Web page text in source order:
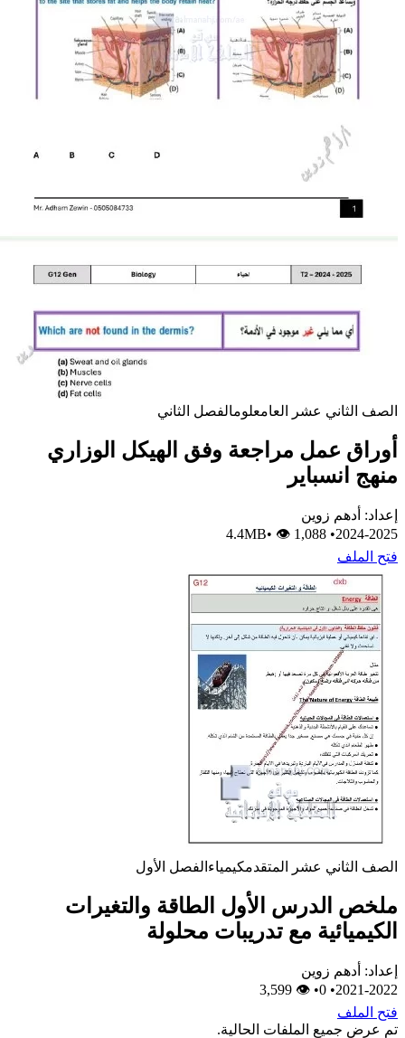
الصف الثاني عشر العامعلومالفصل الثاني
أوراق عمل مراجعة وفق الهيكل الوزاري
منهج انسباير
إعداد: أدهم زوين
2024-2025
•
4.4MB
• 👁 1,088
فتح الملف
الصف الثاني عشر المتقدمكيمياءالفصل الأول
ملخص الدرس الأول الطاقة والتغيرات
الكيميائية مع تدريبات محلولة
إعداد: أدهم زوين
2021-2022
•
0
•
👁 3,599
فتح الملف
تم عرض جميع الملفات الحالية.